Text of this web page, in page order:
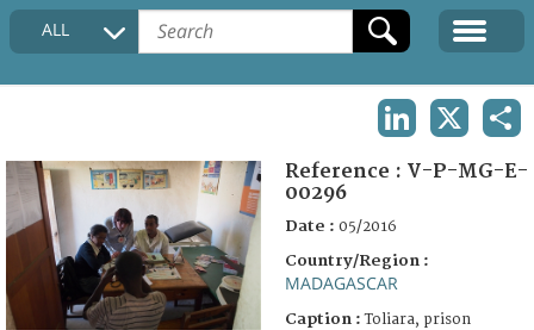
COLLECTIONS DESCRIPTION
FAQ
ALL
Reference : V-P-MG-E-
00296
Date : 05/2016
Country/Region :
MADAGASCAR
Caption :Toliara, prison